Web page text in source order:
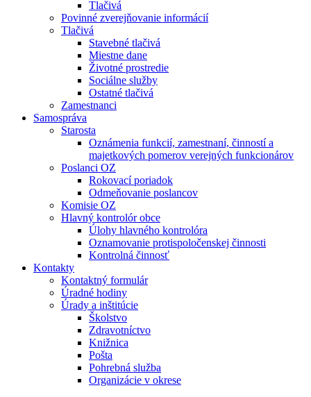
Tlačivá
Povinné zverejňovanie informácií
Tlačivá
Stavebné tlačivá
Miestne dane
Životné prostredie
Sociálne služby
Ostatné tlačivá
Zamestnanci
Samospráva
Starosta
Oznámenia funkcií, zamestnaní, činností a
majetkových pomerov verejných funkcionárov
Poslanci OZ
Rokovací poriadok
Odmeňovanie poslancov
Komisie OZ
Hlavný kontrolór obce
Úlohy hlavného kontrolóra
Oznamovanie protispoločenskej činnosti
Kontrolná činnosť
Kontakty
Kontaktný formulár
Úradné hodiny
Úrady a inštitúcie
Školstvo
Zdravotníctvo
Knižnica
Pošta
Pohrebná služba
Organizácie v okrese